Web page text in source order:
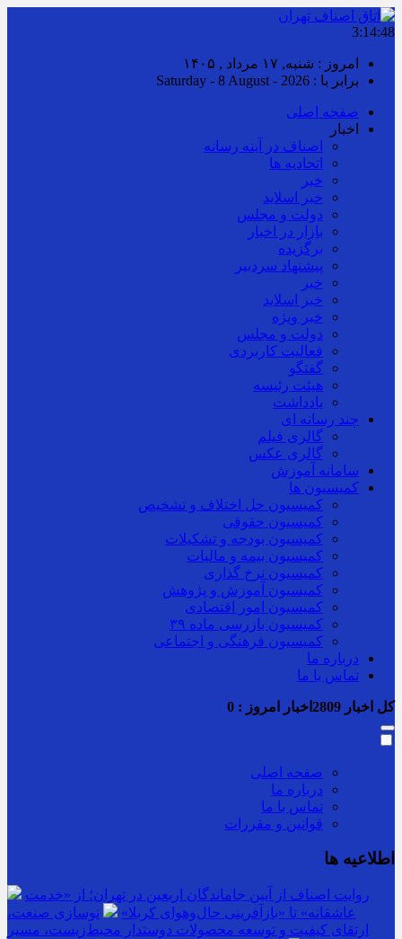
3:14:48
امروز : شنبه, ۱۷ مرداد , ۱۴۰۵
برابر با : Saturday - 8 August - 2026
صفحه اصلی
اخبار
اصناف در آینه رسانه
اتحادیه ها
خبر
خبر اسلايد
دولت و مجلس
بازار در اخبار
برگزیده
پیشنهاد سردبیر
خبر
خبر اسلايد
خبر ویژه
دولت و مجلس
فعالیت کاربردی
گفتگو
هیئت رئیسه
یادداشت
چند رسانه ای
گالری فیلم
گالری عکس
سامانه آموزش
کمیسیون ها
کمیسیون حل اختلاف و تشخیص
کمیسیون حقوقی
کمیسیون بودجه و تشکیلات
کمیسیون بیمه و مالیات
کمیسیون نرخ گذاری
کمیسیون آموزش و پژوهش
کمیسیون امور اقتصادی
کمیسیون بازرسی ماده ۳۹
کمیسیون فرهنگی و اجتماعی
درباره ما
تماس با ما
کل اخبار اخبار امروز : 0
صفحه اصلی
درباره ما
تماس با ما
قوانین و مقررات
اطلاعیه ها
روایت اصناف از آیین جاماندگان اربعین در تهران؛ از «خدمت
عاشقانه» تا «بازآفرینی حال‌وهوای کربلا»
نوسازی صنعت،
ارتقای کیفیت و توسعه محصولات دوستدار محیط‌زیست، مسیر